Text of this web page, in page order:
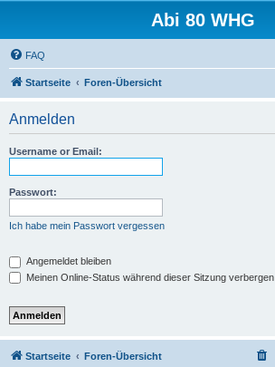
Abi 80 WHG
FAQ
Startseite Foren-Übersicht
Anmelden
Username or Email:
Passwort:
Ich habe mein Passwort vergessen
Angemeldet bleiben
Meinen Online-Status während dieser Sitzung verbergen
Startseite Foren-Übersicht